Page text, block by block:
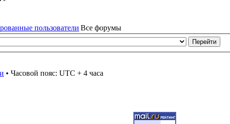
пользователи Все форумы
• Часовой пояс: UTC + 4 часа